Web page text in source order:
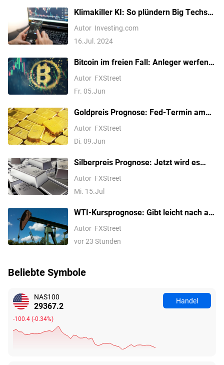
Klimakiller KI: So plündern Big Techs
unsere Energiereserven
Autor Investing.com
16.Jul. 2024
Bitcoin im freien Fall: Anleger werfen
das Handtuch
Autor FXStreet
Fr. 05.Jun
Goldpreis Prognose: Fed-Termin am
17. Juni als Kurstreiber
Autor FXStreet
Di. 09.Jun
Silberpreis Prognose: Jetzt wird es
gefährlich – warum Silber vor dem
nächsten Rutsch stehen könnte
Autor FXStreet
Mi. 15.Jul
WTI-Kursprognose: Gibt leicht nach auf
nahe 74,50 USD, bärische Tendenz
unter dem 100-Tage-SMA intakt
Autor FXStreet
vor 23 Stunden
Beliebte Symbole
NAS100
29367.2
-100.4(-0.34%)
Handel